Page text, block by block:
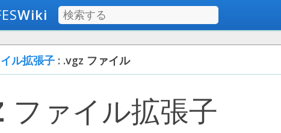
Wiki
ル拡張子 : .vgz ファイル
ファイル拡張子